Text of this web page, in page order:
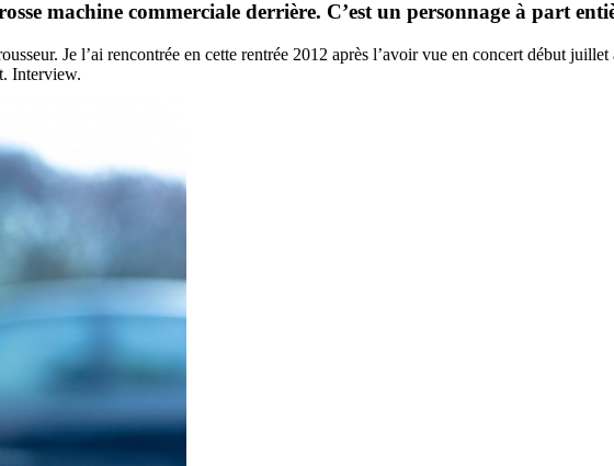
machine commerciale derrière. C’est un personnage à part
Je l’ai rencontrée en cette rentrée 2012 après l’avoir vue en concert début
Interview.